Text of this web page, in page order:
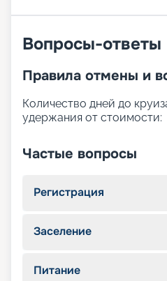
Вопросы-ответы
Правила отмены и
Количество дней до
удержания от стоимости:
Частые вопросы
Регистрация
Заселение
Питание